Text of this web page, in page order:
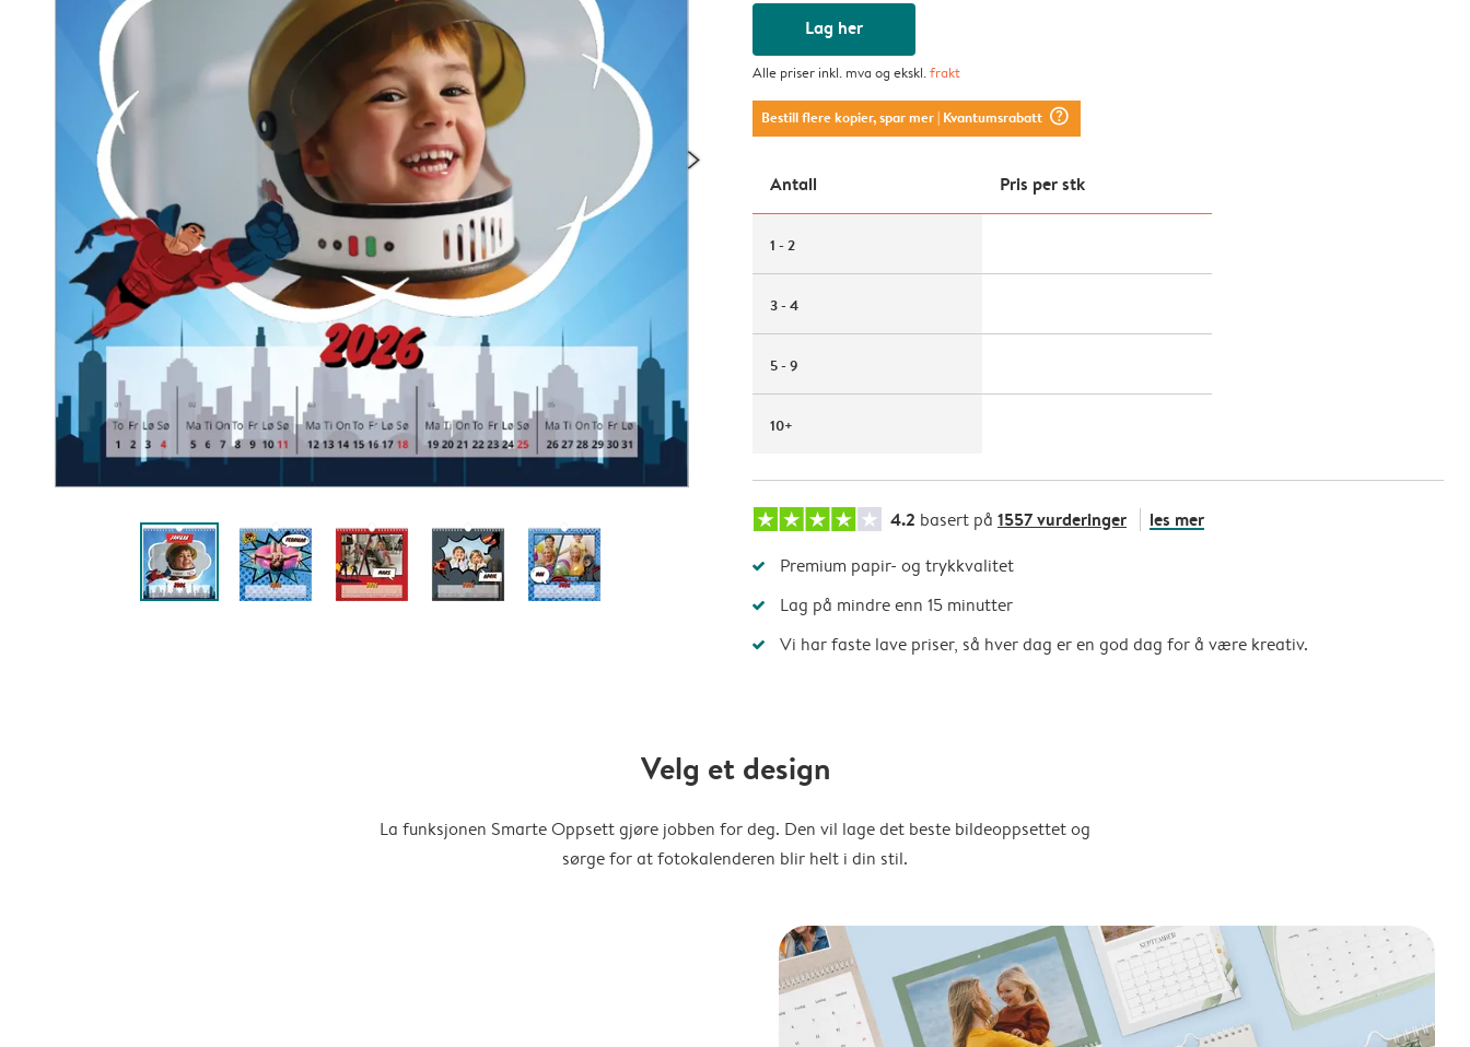
Lag her
Alle priser inkl. mva og ekskl.frakt
Bestill flere kopier, spar mer| Kvantumsrabatt question_mark_circle
Antall Pris per stk
1 - 2
3 - 4
5 - 9
10+
4.2 basert på 1557 vurderinger les mer
Premium papir- og trykkvalitet
Lag på mindre enn 15 minutter
Vi har faste lave priser, så hver dag er en god dag for å være kreativ.
Velg et design
La funksjonen Smarte Oppsett gjøre jobben for deg. Den vil lage det beste bildeoppsettet og
sørge for at fotokalenderen blir helt i din stil.